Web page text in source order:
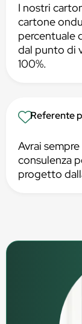
I nostri
cartone
percentuale
dal punto di
100%.
Referente
Avrai
consulenza
progetto